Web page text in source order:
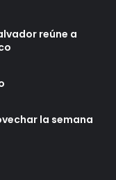
reúne a
la semana